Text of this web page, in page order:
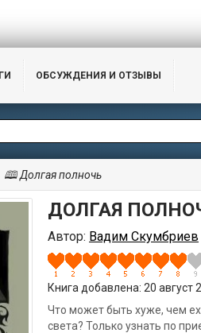
ОБСУЖДЕНИЯ И ОТЗЫВЫ
🕮 Долгая полночь
ДОЛГАЯ
Автор: Вадим Скумбриев
Книга добавлена: 20 август
Что может быть хуже, чем
света? Только узнать по